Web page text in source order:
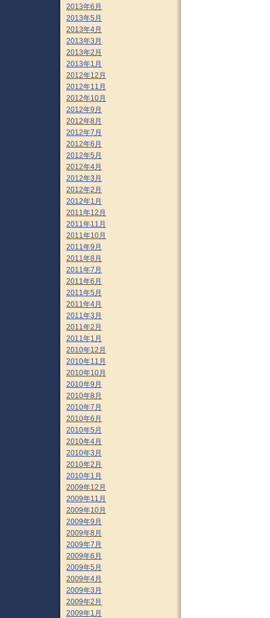
2013年6月
2013年5月
2013年4月
2013年3月
2013年2月
2013年1月
2012年12月
2012年11月
2012年10月
2012年9月
2012年8月
2012年7月
2012年6月
2012年5月
2012年4月
2012年3月
2012年2月
2012年1月
2011年12月
2011年11月
2011年10月
2011年9月
2011年8月
2011年7月
2011年6月
2011年5月
2011年4月
2011年3月
2011年2月
2011年1月
2010年12月
2010年11月
2010年10月
2010年9月
2010年8月
2010年7月
2010年6月
2010年5月
2010年4月
2010年3月
2010年2月
2010年1月
2009年12月
2009年11月
2009年10月
2009年9月
2009年8月
2009年7月
2009年6月
2009年5月
2009年4月
2009年3月
2009年2月
2009年1月